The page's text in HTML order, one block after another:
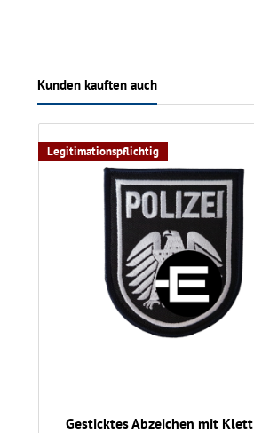
Kunden kauften auch
Legitimationspflichtig
Gesticktes Abzeichen mit Klett